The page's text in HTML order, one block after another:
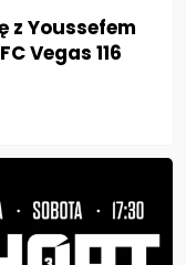
z Youssefem
Vegas 116